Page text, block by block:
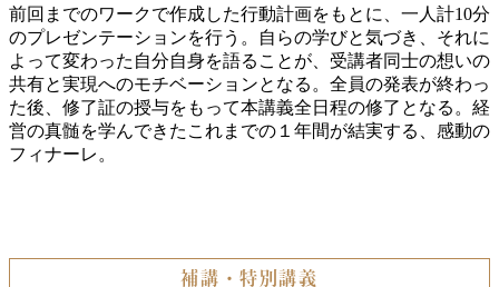
前回までのワークで作成した行動計画をもとに、一人計10分
のプレゼンテーションを行う。自らの学びと気づき、それに
よって変わった自分自身を語ることが、受講者同士の想いの
共有と実現へのモチベーションとなる。全員の発表が終わっ
た後、修了証の授与をもって本講義全日程の修了となる。経
営の真髄を学んできたこれまでの１年間が結実する、感動の
フィナーレ。
補講・特別講義